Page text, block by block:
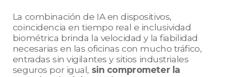
La combinación de IA en dispositivos,
coincidencia en tiempo real e inclusividad
biométrica brinda la velocidad y la fiabilidad
necesarias en las oficinas con mucho tráfico,
entradas sin vigilantes y sitios industriales
seguros por igual, sin comprometer la